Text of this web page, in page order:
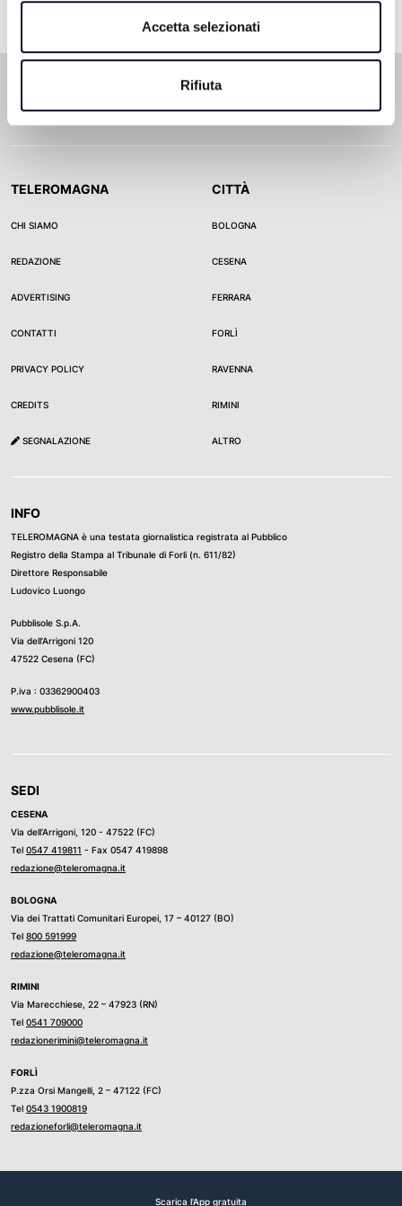
Accetta selezionati
Rifiuta
TELEROMAGNA
CHI SIAMO
REDAZIONE
ADVERTISING
CONTATTI
PRIVACY POLICY
CREDITS
SEGNALAZIONE
CITTÀ
BOLOGNA
CESENA
FERRARA
FORLÌ
RAVENNA
RIMINI
ALTRO
INFO
TELEROMAGNA è una testata giornalistica registrata al Pubblico
Registro della Stampa al Tribunale di Forli (n. 611/82)
Direttore Responsabile
Ludovico Luongo
Pubblisole S.p.A.
Via dell’Arrigoni 120
47522 Cesena (FC)
P.iva : 03362900403
www.pubblisole.it
SEDI
CESENA
Via dell’Arrigoni, 120 - 47522 (FC)
Tel 0547 419811 - Fax 0547 419898
redazione@teleromagna.it
BOLOGNA
Via dei Trattati Comunitari Europei, 17 – 40127 (BO)
Tel 800 591999
redazione@teleromagna.it
RIMINI
Via Marecchiese, 22 – 47923 (RN)
Tel 0541 709000
redazionerimini@teleromagna.it
FORLÌ
P.zza Orsi Mangelli, 2 – 47122 (FC)
Tel 0543 1900819
redazioneforli@teleromagna.it
Scarica l'App gratuita